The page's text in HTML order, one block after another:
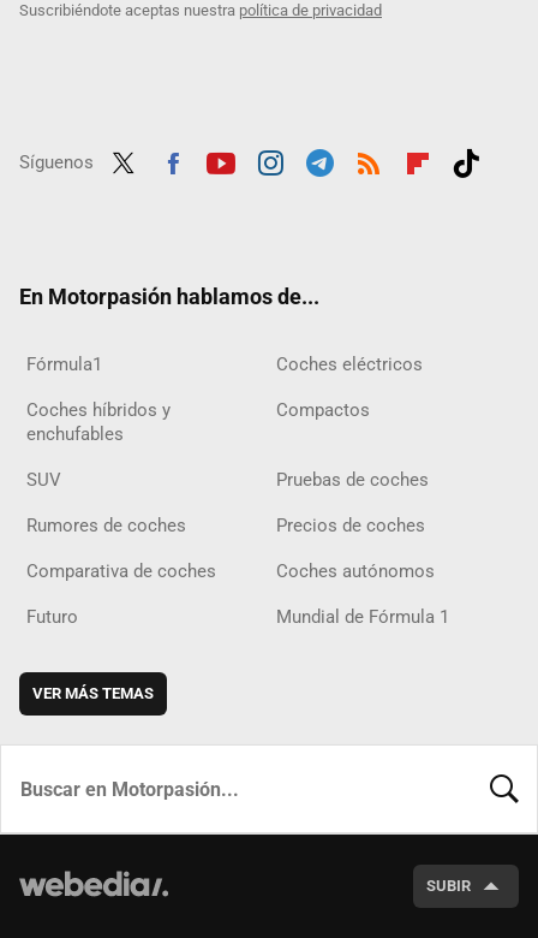
Suscribiéndote aceptas nuestra política de privacidad
Síguenos
En Motorpasión hablamos de...
Fórmula1 Coches eléctricos
Coches híbridos y
enchufables
Compactos
SUV Pruebas de coches
Rumores de coches Precios de coches
Comparativa de coches Coches autónomos
Futuro Mundial de Fórmula 1
VER MÁS TEMAS
SUBIR